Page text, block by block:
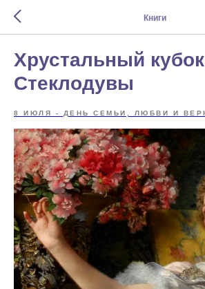
Книги
Хрустальный
Стеклодувы
8 ИЮЛЯ - ДЕНЬ СЕМЬИ, ЛЮБВИ И